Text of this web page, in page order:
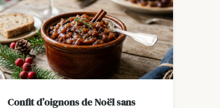
Confit d’oignons de Noël sans